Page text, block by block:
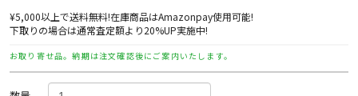
¥5,000以上で送料無料!在庫商品はAmazonpay使用可能!
下取りの場合は通常査定額より20%UP実施中!
お取り寄せ品。納期は注文確認後にご案内いたします。